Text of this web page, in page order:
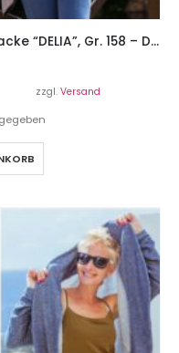
PAPIERSCHNITTMUSTER, legere Jacke “DELIA”, Gr. 158 – Damengr. 46
zzgl. Versand